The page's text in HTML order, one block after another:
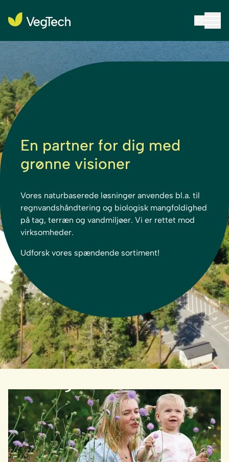
En partner for dig med
grønne visioner
Vores naturbaserede løsninger anvendes bl.a. til
regnvandshåndtering og biologisk mangfoldighed
på tag, terræn og vandmiljøer. Vi er rettet mod
virksomheder.
Udforsk vores spændende sortiment!